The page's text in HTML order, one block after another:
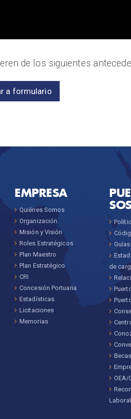
de los siguientes
a formulario
EMPRESA
Quiénes Somos
Organización
Misión y Visión
Roles Estratégicos
Plan Maestro
Plan Estratégico
CRI
Concesión Portuaria
Estadísticas
Licitaciones
Memorias
de
OEA/